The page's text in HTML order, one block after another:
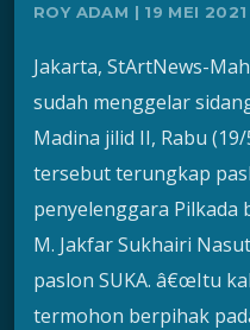
ROY ADAM | 19 MEI 2021
Jakarta, StArtNews-
sudah menggelar
Madina jilid II, Rabu
tersebut terungkap
penyelenggara Pilkada
M. Jakfar Sukhairi
paslon SUKA. â€œItu
termohon berpihak